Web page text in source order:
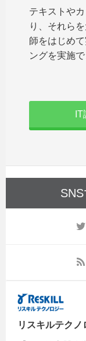
テキストや
り、それら
師をはじめ
ングを実施で
リスキルテクノ